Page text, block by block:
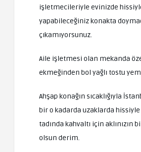
işletmecileriyle evinizde
yapabileceğiniz konakta
çıkamıyorsunuz.
Aile işletmesi olan mekanda
ekmeğinden bol yağlı tostu
Ahşap konağın sıcaklığıyla
bir o kadarda uzaklarda hissiyle
tadında kahvaltı için aklınızın
olsun derim.